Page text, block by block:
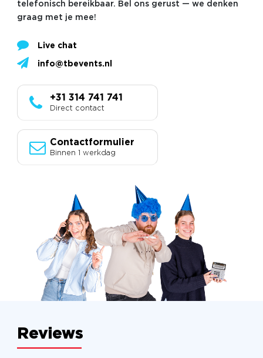
telefonisch bereikbaar. Bel ons gerust — we denken
graag met je mee!
Live chat
info@tbevents.nl
+31 314 741 741
Direct contact
Contactformulier
Binnen 1 werkdag
Reviews